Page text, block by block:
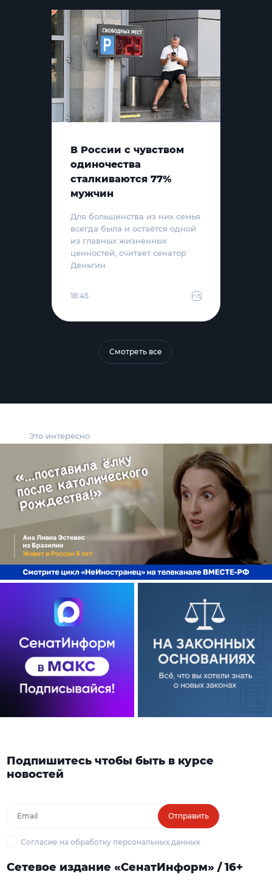
Это интересно
В России с чувством
одиночества
сталкиваются 77%
мужчин
Для большинства из них семья
всегда была и остаётся одной
из главных жизненных
ценностей, считает сенатор
Деньгин
18:45
Смотреть все
Подпишитесь чтобы быть в курсе
новостей
Отправить
Согласие на обработку персональных данных
Сетевое издание «СенатИнформ» / 16+